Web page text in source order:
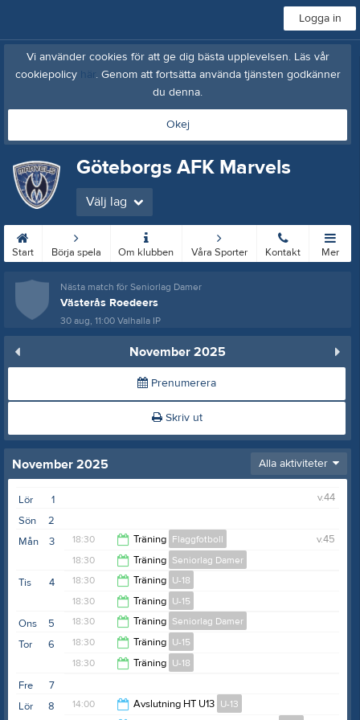
Logga in
Vi använder cookies för att ge dig bästa upplevelsen. Läs vår
cookiepolicy här. Genom att fortsätta använda tjänsten godkänner
du denna.
Okej
Göteborgs AFK Marvels
Välj lag
Start Börja spela Om klubben Våra Sporter Kontakt Mer
Nästa match för Seniorlag Damer
Västerås Roedeers
30 aug, 11:00Valhalla IP
November 2025
Prenumerera
Skriv ut
November 2025 Alla aktiviteter
1
Lör
v.44
2
Sön
3
Mån v.45
18:30 Träning Flaggfotboll
20:00
18:30 Träning Seniorlag Damer
20:00
4
Tis 18:30 Träning U-18
20:00
18:30 Träning U-15
20:00
5
Ons 18:30 Träning Seniorlag Damer
20:00
6
Tor 18:30 Träning U-15
18:30 Träning U-18
20:00
7
Fre
8
Lör 14:00 Avslutning HT U13 U-13